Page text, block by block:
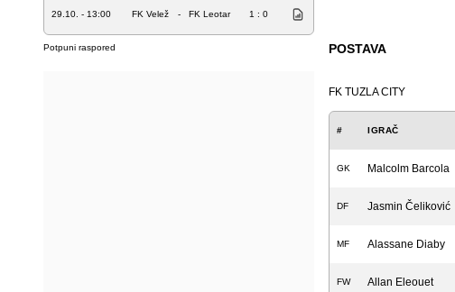
29.10. - 13:00 FK Velež - FK Leotar 1 : 0
Potpuni raspored POSTAVA
FK TUZLA CITY
# IGRAČ
GK Malcolm Barcola
DF Jasmin Čeliković
MF Alassane Diaby
FW Allan Eleouet